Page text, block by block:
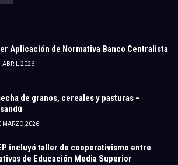
Aplicación de Normativa Banco Centralista
ABRIL 2026
de granos, cereales y pasturas –
MARZO 2026
incluyó taller de cooperativismo entre
de Educación Media Superior